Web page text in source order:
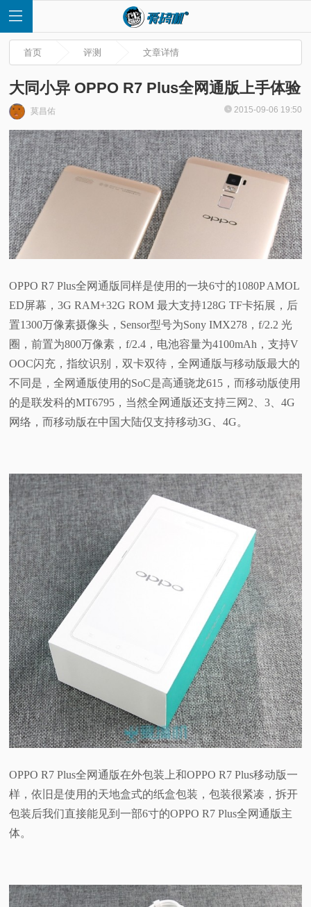
页
快
讯
视
频
科
体
验
专
题
首页 评测 文章详情
大同小异 OPPO R7 Plus全网通版上手体验
莫昌佑 2015-09-06 19:50
OPPO R7 Plus全网通版同样是使用的一块6寸的1080P AMOL
ED屏幕，3G RAM+32G ROM 最大支持128G TF卡拓展，后
置1300万像素摄像头，Sensor型号为Sony IMX278，f/2.2 光
圈，前置为800万像素，f/2.4，电池容量为4100mAh，支持V
OOC闪充，指纹识别，双卡双待，全网通版与移动版最大的
不同是，全网通版使用的SoC是高通骁龙615，而移动版使用
的是联发科的MT6795，当然全网通版还支持三网2、3、4G
网络，而移动版在中国大陆仅支持移动3G、4G。
OPPO R7 Plus全网通版在外包装上和OPPO R7 Plus移动版一
样，依旧是使用的天地盒式的纸盒包装，包装很紧凑，拆开
包装后我们直接能见到一部6寸的OPPO R7 Plus全网通版主
体。